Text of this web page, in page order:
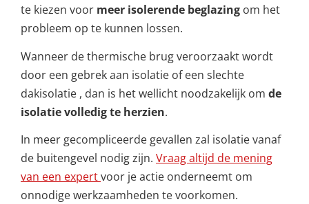
te kiezen voor meer isolerende beglazing om het
probleem op te kunnen lossen.
Wanneer de thermische brug veroorzaakt wordt
door een gebrek aan isolatie of een slechte
dakisolatie , dan is het wellicht noodzakelijk om de
isolatie volledig te herzien.
In meer gecompliceerde gevallen zal isolatie vanaf
de buitengevel nodig zijn. Vraag altijd de mening
van een expertvoor je actie onderneemt om
onnodige werkzaamheden te voorkomen.